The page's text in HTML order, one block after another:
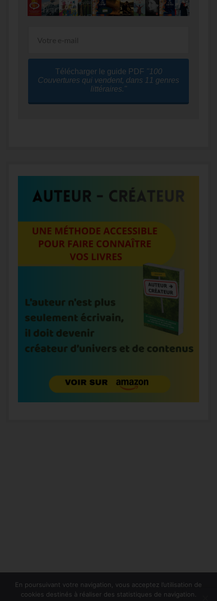
Télécharger le guide PDF "100
Couvertures qui vendent, dans 11 genres
littéraires."
En poursuivant votre navigation, vous acceptez l’utilisation de
cookies destinés à réaliser des statistiques de navigation.